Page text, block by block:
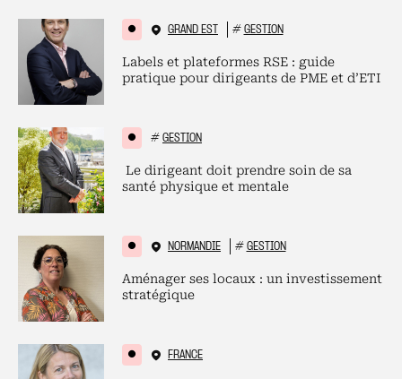
GRAND EST # GESTION
Labels et plateformes RSE : guide
pratique pour dirigeants de PME et d’ETI
# GESTION
Le dirigeant doit prendre soin de sa
santé physique et mentale
NORMANDIE # GESTION
Aménager ses locaux : un investissement
stratégique
FRANCE